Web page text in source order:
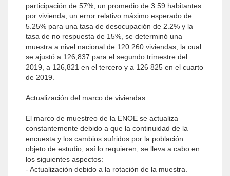
participación de 57%, un promedio de 3.59 habitantes
por vivienda, un error relativo máximo esperado de
5.25% para una tasa de desocupación de 2.2% y la
tasa de no respuesta de 15%, se determinó una
muestra a nivel nacional de 120 260 viviendas, la cual
se ajustó a 126,837 para el segundo trimestre del
2019, a 126,821 en el tercero y a 126 825 en el cuarto
de 2019.
Actualización del marco de viviendas
El marco de muestreo de la ENOE se actualiza
constantemente debido a que la continuidad de la
encuesta y los cambios sufridos por la población
objeto de estudio, así lo requieren; se lleva a cabo en
los siguientes aspectos:
- Actualización debido a la rotación de la muestra.